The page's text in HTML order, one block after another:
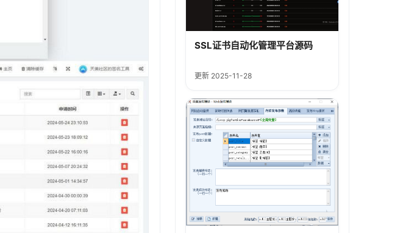
SSL证书自动化管理平台源码
更新 2025-11-28